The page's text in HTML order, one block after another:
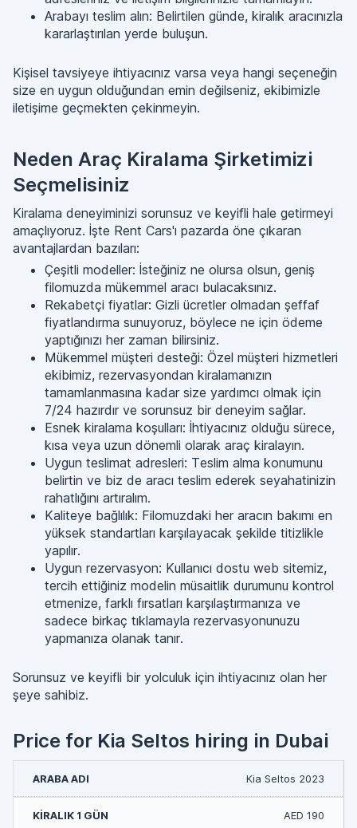
Arabayı teslim alın: Belirtilen günde, kiralık aracınızla
kararlaştırılan yerde buluşun.
Kişisel tavsiyeye ihtiyacınız varsa veya hangi seçeneğin
size en uygun olduğundan emin değilseniz, ekibimizle
iletişime geçmekten çekinmeyin.
Neden Araç Kiralama Şirketimizi
Seçmelisiniz
Kiralama deneyiminizi sorunsuz ve keyifli hale getirmeyi
amaçlıyoruz. İşte Rent Cars'ı pazarda öne çıkaran
avantajlardan bazıları:
Çeşitli modeller: İsteğiniz ne olursa olsun, geniş
filomuzda mükemmel aracı bulacaksınız.
Rekabetçi fiyatlar: Gizli ücretler olmadan şeffaf
fiyatlandırma sunuyoruz, böylece ne için ödeme
yaptığınızı her zaman bilirsiniz.
Mükemmel müşteri desteği: Özel müşteri hizmetleri
ekibimiz, rezervasyondan kiralamanızın
tamamlanmasına kadar size yardımcı olmak için
7/24 hazırdır ve sorunsuz bir deneyim sağlar.
Esnek kiralama koşulları: İhtiyacınız olduğu sürece,
kısa veya uzun dönemli olarak araç kiralayın.
Uygun teslimat adresleri: Teslim alma konumunu
belirtin ve biz de aracı teslim ederek seyahatinizin
rahatlığını artıralım.
Kaliteye bağlılık: Filomuzdaki her aracın bakımı en
yüksek standartları karşılayacak şekilde titizlikle
yapılır.
Uygun rezervasyon: Kullanıcı dostu web sitemiz,
tercih ettiğiniz modelin müsaitlik durumunu kontrol
etmenize, farklı fırsatları karşılaştırmanıza ve
sadece birkaç tıklamayla rezervasyonunuzu
yapmanıza olanak tanır.
Sorunsuz ve keyifli bir yolculuk için ihtiyacınız olan her
şeye sahibiz.
Price for Kia Seltos hiring in Dubai
Kia Seltos 2023
AED 190